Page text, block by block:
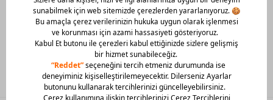
Mobil Uygulamamızı Hemen İndir!